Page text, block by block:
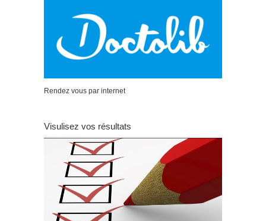
Rendez vous par internet
Visulisez vos résultats